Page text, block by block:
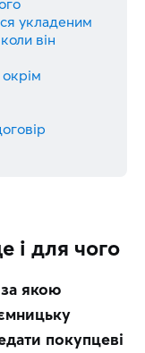
укладеним
він
і для чого
якою
покупцеві